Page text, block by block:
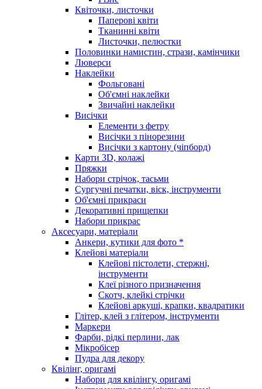
Квіточки, листочки
Паперові квіти
Тканинні квіти
Листочки, пелюстки
Половинки намистин, стрази, камінчики
Люверси
Наклейки
Фольговані
Об'ємні наклейки
Звичайні наклейки
Висічки
Елементи з фетру
Висічки з пінорезини
Висічки з картону (чіпборд)
Карти 3D, колажі
Пряжки
Набори стрічок, тасьми
Сургучні печатки, віск, інструменти
Об'ємні прикраси
Декоративні прищепки
Набори прикрас
Аксесуари, матеріали
Анкери, кутики для фото *
Клейові матеріали
Клейові пістолети, стержні,
інструменти
Клеї різного призначення
Скотч, клейкі стрічки
Клейові аркуші, крапки, квадратики
Глітер, клей з глітером, інструменти
Маркери
Фарби, рідкі перлини, лак
Мікробісер
Пудра для декору
Квілінг, оригамі
Набори для квілінгу, оригамі